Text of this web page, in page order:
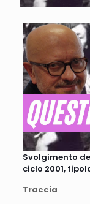
Svolgimento
ciclo 2001,
Traccia